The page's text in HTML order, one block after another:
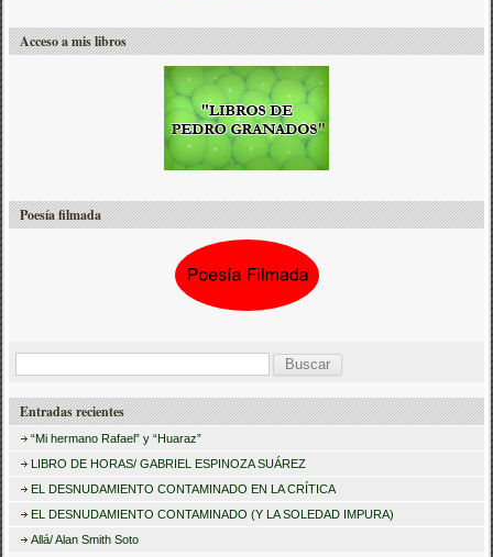
Acceso a mis libros
Poesía filmada
s
r
Entradas recientes
“Mi hermano Rafael” y “Huaraz”
LIBRO DE HORAS/ GABRIEL ESPINOZA SUÁREZ
EL DESNUDAMIENTO CONTAMINADO EN LA CRÍTICA
EL DESNUDAMIENTO CONTAMINADO (Y LA SOLEDAD IMPURA)
Allá/ Alan Smith Soto